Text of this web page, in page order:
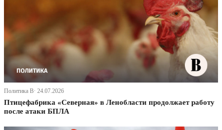
Политика В· 24.07.2026
Птицефабрика «Северная» в Ленобласти продолжает работу
после атаки БПЛА